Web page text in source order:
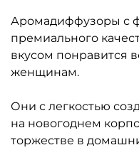
Аромадиффузоры с
премиального
вкусом понравится
женщинам.
Они с легкостью
на новогоднем
торжестве в